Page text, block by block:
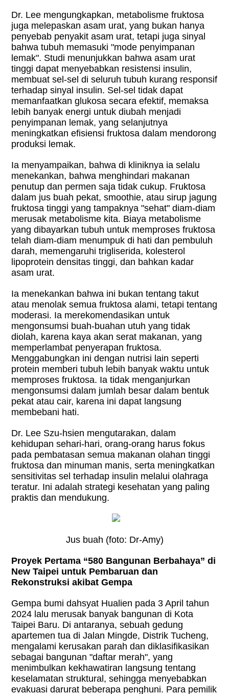
Dr. Lee mengungkapkan, metabolisme fruktosa
juga melepaskan asam urat, yang bukan hanya
penyebab penyakit asam urat, tetapi juga sinyal
bahwa tubuh memasuki "mode penyimpanan
lemak". Studi menunjukkan bahwa asam urat
tinggi dapat menyebabkan resistensi insulin,
membuat sel-sel di seluruh tubuh kurang responsif
terhadap sinyal insulin. Sel-sel tidak dapat
memanfaatkan glukosa secara efektif, memaksa
lebih banyak energi untuk diubah menjadi
penyimpanan lemak, yang selanjutnya
meningkatkan efisiensi fruktosa dalam mendorong
produksi lemak.
Ia menyampaikan, bahwa di kliniknya ia selalu
menekankan, bahwa menghindari makanan
penutup dan permen saja tidak cukup. Fruktosa
dalam jus buah pekat, smoothie, atau sirup jagung
fruktosa tinggi yang tampaknya "sehat" diam-diam
merusak metabolisme kita. Biaya metabolisme
yang dibayarkan tubuh untuk memproses fruktosa
telah diam-diam menumpuk di hati dan pembuluh
darah, memengaruhi trigliserida, kolesterol
lipoprotein densitas tinggi, dan bahkan kadar
asam urat.
Ia menekankan bahwa ini bukan tentang takut
atau menolak semua fruktosa alami, tetapi tentang
moderasi. Ia merekomendasikan untuk
mengonsumsi buah-buahan utuh yang tidak
diolah, karena kaya akan serat makanan, yang
memperlambat penyerapan fruktosa.
Menggabungkan ini dengan nutrisi lain seperti
protein memberi tubuh lebih banyak waktu untuk
memproses fruktosa. Ia tidak menganjurkan
mengonsumsi dalam jumlah besar dalam bentuk
pekat atau cair, karena ini dapat langsung
membebani hati.
Dr. Lee Szu-hsien mengutarakan, dalam
kehidupan sehari-hari, orang-orang harus fokus
pada pembatasan semua makanan olahan tinggi
fruktosa dan minuman manis, serta meningkatkan
sensitivitas sel terhadap insulin melalui olahraga
teratur. Ini adalah strategi kesehatan yang paling
praktis dan mendukung.
Jus buah (foto: Dr-Amy)
Proyek Pertama “580 Bangunan Berbahaya” di
New Taipei untuk Pembaruan dan
Rekonstruksi akibat Gempa
Gempa bumi dahsyat Hualien pada 3 April tahun
2024 lalu merusak banyak bangunan di Kota
Taipei Baru. Di antaranya, sebuah gedung
apartemen tua di Jalan Mingde, Distrik Tucheng,
mengalami kerusakan parah dan diklasifikasikan
sebagai bangunan "daftar merah", yang
menimbulkan kekhawatiran langsung tentang
keselamatan struktural, sehingga menyebabkan
evakuasi darurat beberapa penghuni. Para pemilik